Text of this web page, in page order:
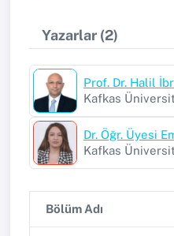
Yazarlar (2)
Prof. Dr. Halil
Kafkas
Dr. Öğr. Üyesi
Kafkas
Bölüm Adı